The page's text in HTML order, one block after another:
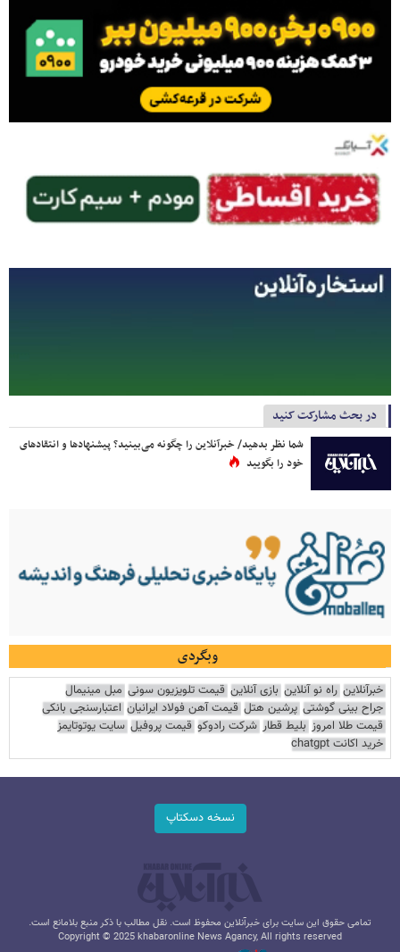
در بحث مشارکت کنید
شما نظر بدهید/ خبرآنلاین را چگونه می‌بینید؟ پیشنهادها و انتقادهای
خود را بگویید
وبگردی
خبرآنلاین راه نو آنلاین بازی آنلاین قیمت تلویزیون سونی مبل مینیمال
جراح بینی گوشتی پرشین هتل قیمت آهن فولاد ایرانیان اعتبارسنجی بانکی
قیمت طلا امروز بلیط قطار شرکت رادوکو قیمت پروفیل سایت یوتوتایمز
خرید اکانت chatgpt
نسخه دسکتاپ
تمامی حقوق این سایت برای خبرآنلاین محفوظ است. نقل مطالب با ذکر منبع بلامانع است.
Copyright © 2025 khabaronline News Agancy, All rights reserved